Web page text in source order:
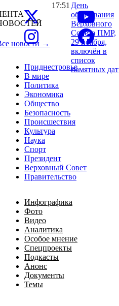
Приднестровье
В мире
Политика
Экономика
Общество
Безопасность
Происшествия
Культура
Наука
Спорт
Президент
Верховный Совет
Правительство
Инфографика
Фото
Видео
Аналитика
Особое мнение
Спецпроекты
Подкасты
Анонс
Документы
Темы
новости →
17:51 День
образования
Верховного
Совета ПМР,
29 ноября,
включён в
список
памятных дат